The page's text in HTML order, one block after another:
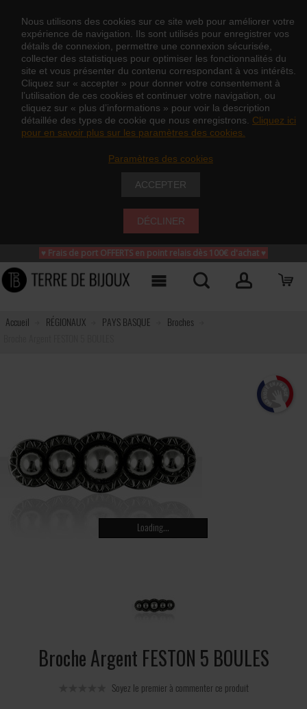
Nous utilisons des cookies sur ce site web pour améliorer votre
expérience de navigation. Ils sont utilisés pour enregistrer vos
détails de connexion, permettre une connexion sécurisée,
collecter des statistiques pour optimiser les fonctionnalités du
site et vous présenter du contenu correspondant à vos intérêts.
Cliquez sur « accepter » pour donner votre consentement à
l’utilisation de ces cookies et continuer votre navigation, ou
cliquez sur « plus d’informations » pour voir la description
détaillée des types de cookie que nous enregistrons. Cliquez ici
pour en savoir plus sur les paramètres des cookies.
Paramètres des cookies
ACCEPTER
DÉCLINER
♥ Frais de port OFFERTS en point relais dès 100€ d'achat ♥
Accueil RÉGIONAUX PAYS BASQUE
Broches
Loading...
Broche Argent FESTON 5 BOULES
Soyez le premier à commenter ce produit